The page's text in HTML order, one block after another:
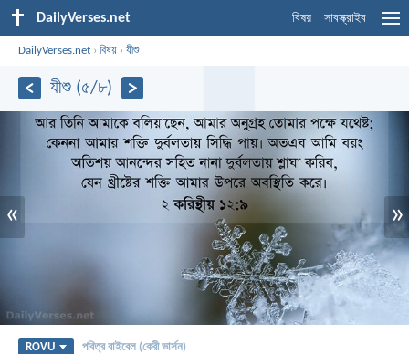
DailyVerses.net বিষয় সাবস্ক্রাইব
DailyVerses.net ›বিষয় ›যীশু
যীশু (৫/৮)
« »
ROVU পবিত্র বাইবেল (কেরী ভার্সন)